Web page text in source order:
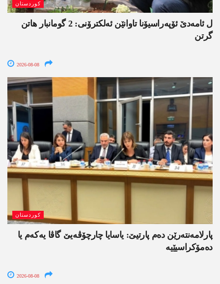
کوردستان
ل ئامەدێ ئۆپەراسیۆنا تاوانێن ئەلکترۆنی: 2 گومانبار ھاتن
گرتن
2026-08-08
کوردستان
پارلامەنتەرێن دەم پارتیێ: یاسایا چارچۆڤەیێ گاڤا یەکەم یا
دەمۆکراسیێیە
2026-08-08